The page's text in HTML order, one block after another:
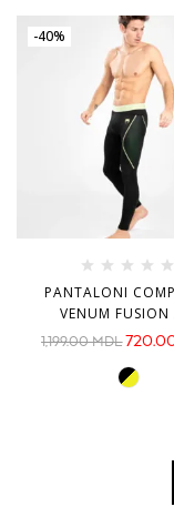
-40%
PANTALONI
VENUM
1,199.00MDL